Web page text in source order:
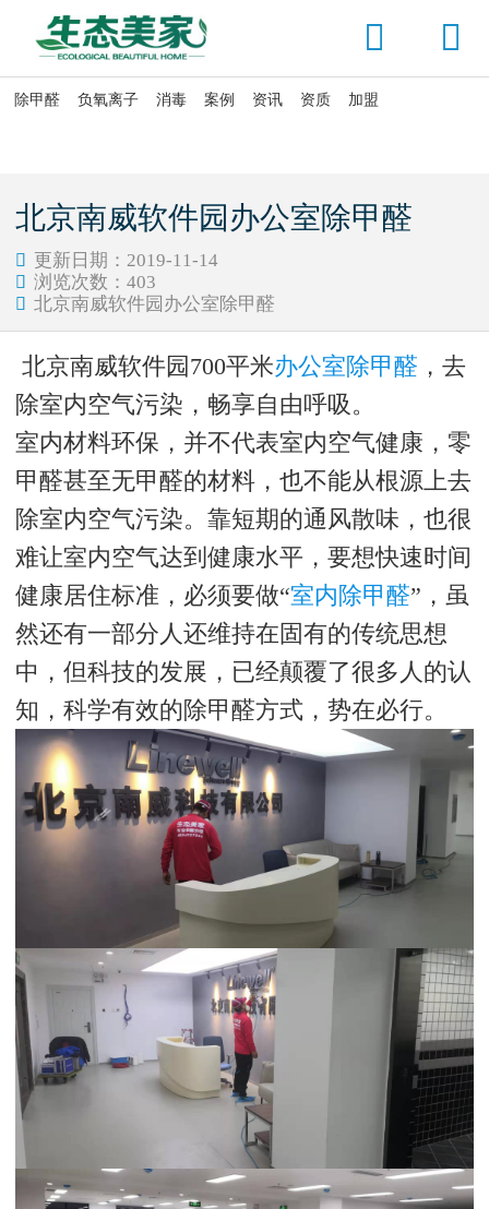


除甲醛 负氧离子 消毒 案例 资讯 资质 加盟
北京南威软件园办公室除甲醛
 更新日期：2019-11-14
 浏览次数： 403
 北京南威软件园办公室除甲醛
北京南威软件园700平米办公室除甲醛 ，去
除室内空气污染，畅享自由呼吸。
室内材料环保，并不代表室内空气健康，零
甲醛甚至无甲醛的材料，也不能从根源上去
除室内空气污染。靠短期的通风散味，也很
难让室内空气达到健康水平，要想快速时间
健康居住标准，必须要做“室内除甲醛”，虽
然还有一部分人还维持在固有的传统思想
中，但科技的发展，已经颠覆了很多人的认
知，科学有效的除甲醛方式，势在必行。